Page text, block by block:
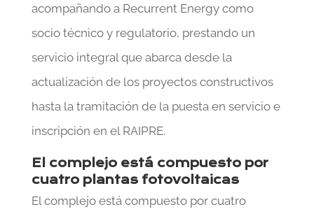
acompañando a Recurrent Energy como
socio técnico y regulatorio, prestando un
servicio integral que abarca desde la
actualización de los proyectos constructivos
hasta la tramitación de la puesta en servicio e
inscripción en el RAIPRE.
El complejo está compuesto por
cuatro plantas fotovoltaicas
El complejo está compuesto por cuatro